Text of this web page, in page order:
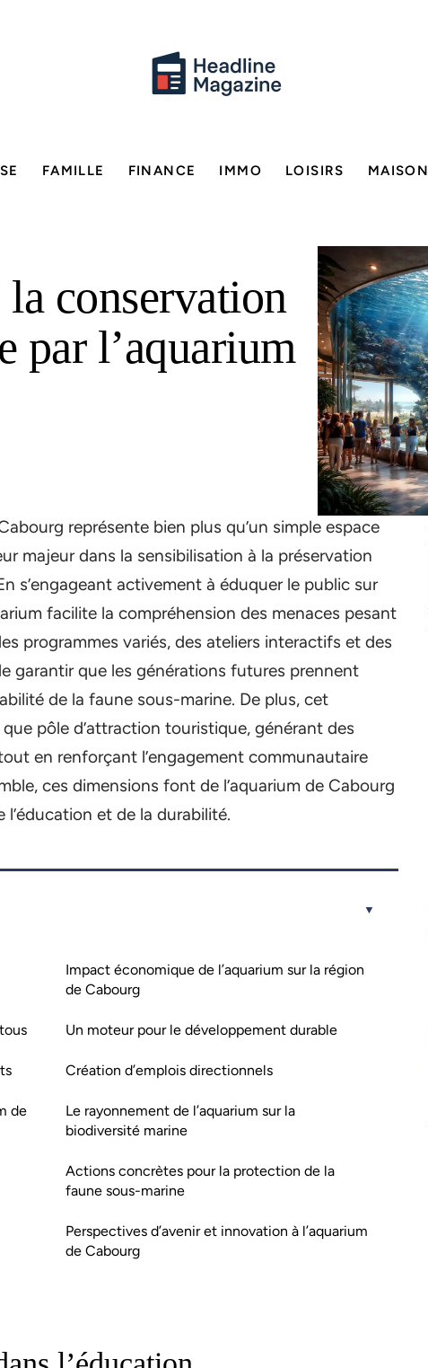
FAMILLE FINANCE IMMO LOISIRS MAISON
conservation
par l’aquarium
représente bien plus qu’un simple espace
majeur dans la sensibilisation à la préservation
s’engageant activement à éduquer le public sur
facilite la compréhension des menaces pesant
programmes variés, des ateliers interactifs et des
garantir que les générations futures prennent
de la faune sous-marine. De plus, cet
pôle d’attraction touristique, générant des
en renforçant l’engagement communautaire
ces dimensions font de l’aquarium de Cabourg
et de la durabilité.
de
Impact économique de l’aquarium sur la région
de Cabourg
Un moteur pour le développement durable
Création d’emplois directionnels
Le rayonnement de l’aquarium sur la
biodiversité marine
Actions concrètes pour la protection de la
faune sous-marine
Perspectives d’avenir et innovation à l’aquarium
de Cabourg